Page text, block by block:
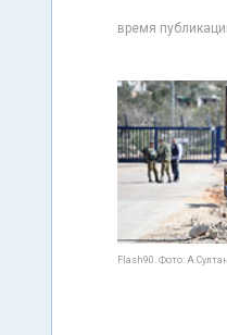
время
Flash90. Фото: А.Султан